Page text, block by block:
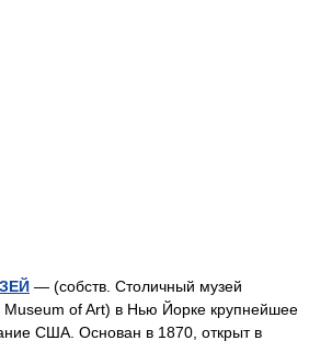
— (собств. Столичный музей
Museum of Art) в Нью Йорке крупнейшее
США. Основан в 1870, открыт в